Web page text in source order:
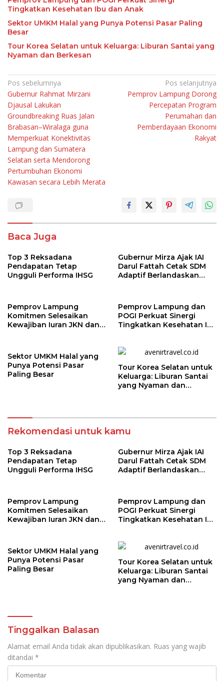
Tingkatkan Kesehatan Ibu dan Anak
Sektor UMKM Halal yang Punya Potensi Pasar Paling
Besar
Tour Korea Selatan untuk Keluarga: Liburan Santai yang
Nyaman dan Berkesan
Navigasi
pos
Pos sebelumnya
Gubernur Rahmat Mirzani
Djausal Lakukan
Groundbreaking Ruas Jalan
Brabasan–Wiralaga guna
Memperkuat Konektivitas
Lampung dan Sumatera
Selatan serta Mendorong
Pertumbuhan Ekonomi
Kawasan secara Lebih Merata
Pos selanjutnya
Pemprov Lampung Dorong
Percepatan Program
Perumahan dan
Pemberdayaan Ekonomi
Rakyat
Baca Juga
Top 3 Reksadana
Pendapatan Tetap
Ungguli Performa IHSG
Gubernur Mirza Ajak IAI
Darul Fattah Cetak SDM
Adaptif Berlandaskan
Pemprov Lampung
Komitmen Selesaikan
Kewajiban Iuran JKN dan
Kesehatan
Pemprov Lampung dan
POGI Perkuat Sinergi
Tingkatkan Kesehatan Ibu
Sektor UMKM Halal yang
Punya Potensi Pasar
Paling Besar
Tour Korea Selatan untuk
Keluarga: Liburan Santai
yang Nyaman dan
Rekomendasi untuk kamu
Top 3 Reksadana
Pendapatan Tetap
Ungguli Performa IHSG
Gubernur Mirza Ajak IAI
Darul Fattah Cetak SDM
Adaptif Berlandaskan
Pemprov Lampung
Komitmen Selesaikan
Kewajiban Iuran JKN dan
Kesehatan
Pemprov Lampung dan
POGI Perkuat Sinergi
Tingkatkan Kesehatan Ibu
Sektor UMKM Halal yang
Punya Potensi Pasar
Paling Besar
Tour Korea Selatan untuk
Keluarga: Liburan Santai
yang Nyaman dan
Tinggalkan Balasan
Alamat email Anda tidak akan dipublikasikan. Ruas yang wajib
ditandai *